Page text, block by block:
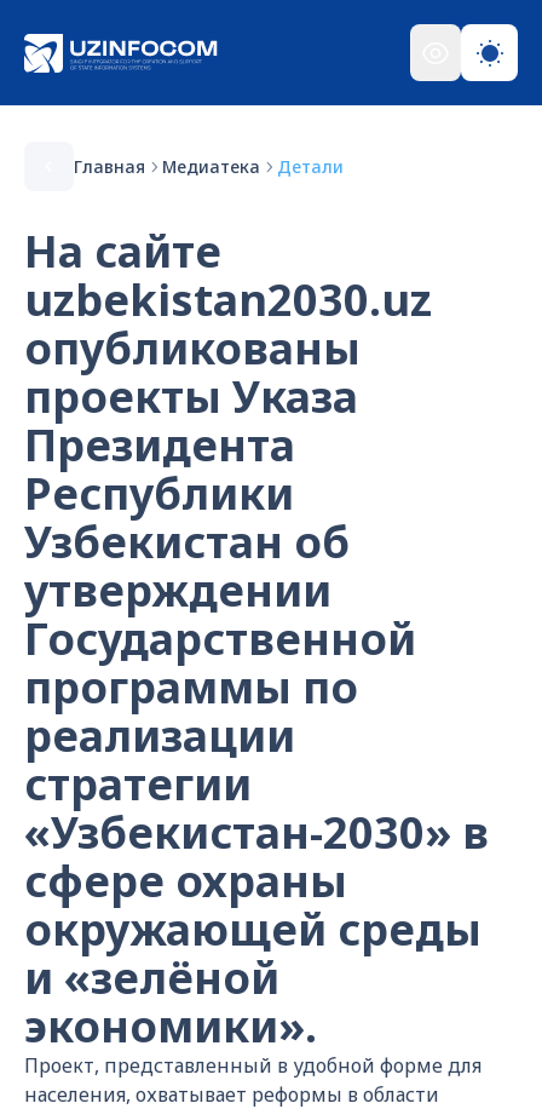
Главная Медиатека Детали
На сайте
uzbekistan2030.uz
опубликованы
проекты Указа
Президента
Республики
Узбекистан об
утверждении
Государственной
программы по
реализации
стратегии
«Узбекистан-2030» в
сфере охраны
окружающей среды
и «зелёной
экономики».
Проект, представленный в удобной форме для
населения, охватывает реформы в области